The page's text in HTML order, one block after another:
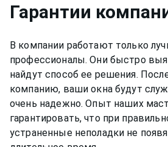
Гарантии
В компании работают только
профессионалы. Они быстро
найдут способ ее решения.
компанию, ваши окна будут
очень надежно. Опыт наших
гарантировать, что при
устраненные неполадки не